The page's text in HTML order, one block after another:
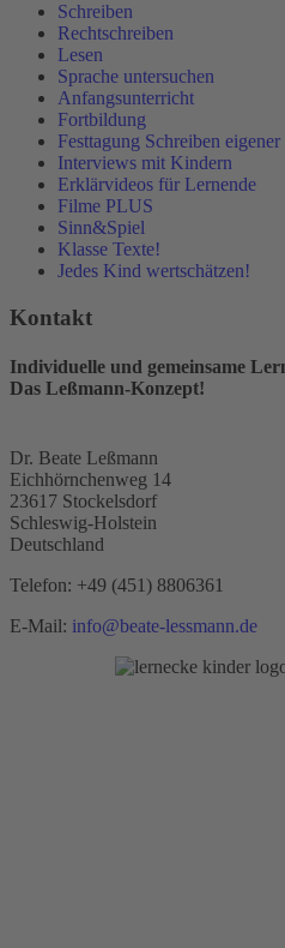
Schreiben
Rechtschreiben
Lesen
Sprache untersuchen
Anfangsunterricht
Fortbildung
Festtagung Schreiben eigener
Interviews mit Kindern
Erklärvideos für Lernende
Filme PLUS
Sinn&Spiel
Klasse Texte!
Jedes Kind wertschätzen!
Kontakt
Individuelle und gemeinsame
Das Leßmann-Konzept!
Dr. Beate Leßmann
Eichhörnchenweg 14
23617 Stockelsdorf
Schleswig-Holstein
Deutschland
Telefon: +49 (451) 8806361
E-Mail: info@beate-lessmann.de